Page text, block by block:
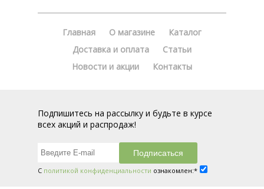
Главная О магазине
Каталог
Доставка и оплата
Статьи
Новости и акции
Контакты
Подпишитесь на рассылку и будьте в курсе
всех акций и распродаж!
С политикой конфиденциальности ознакомлен:*